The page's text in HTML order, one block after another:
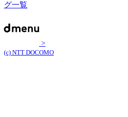
グ一覧
>
(c) NTT DOCOMO